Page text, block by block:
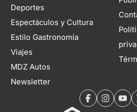
Deportes
Espectáculos y Cultura
Estilo Gastronomía
Viajes
MDZ Autos
Newsletter